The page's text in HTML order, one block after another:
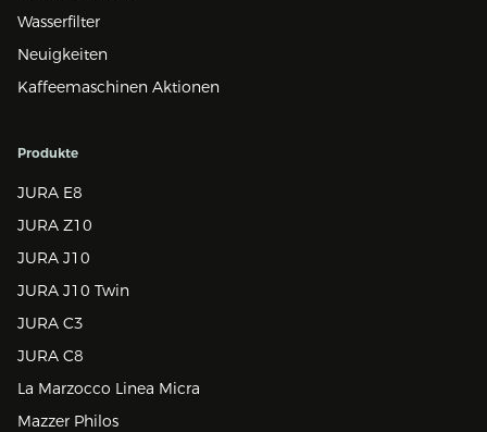
Wasserfilter
Neuigkeiten
Kaffeemaschinen Aktionen
Produkte
JURA E8
JURA Z10
JURA J10
JURA J10 Twin
JURA C3
JURA C8
La Marzocco Linea Micra
Mazzer Philos